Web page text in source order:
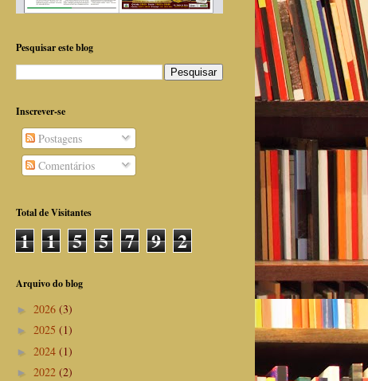
Pesquisar este blog
Inscrever-se
Postagens
Comentários
Total de Visitantes
1 1 5 5 7 9 2
Arquivo do blog
► 2026 (3)
► 2025 (1)
► 2024 (1)
► 2022 (2)